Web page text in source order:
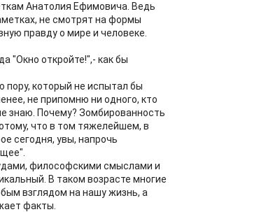
Анатолия Ефимовича. Ведь
не смотрят на формы
правду о мире и человеке.
"Окно откройте!",- как бы
пору, который не испытал бы
не припомню ни одного, кто
знаю. Почему? Зомбированность
что в том тяжелейшем, в
сегодня, увы, напрочь
философскими смыслами и
В таком возрасте многие
взглядом на нашу жизнь, а
факты.